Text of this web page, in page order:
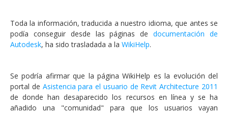
Toda la información, traducida a nuestro idioma, que antes se
podía conseguir desde las páginas dedocumentación de
Autodesk, ha sido trasladada a la WikiHelp.
Se podría afirmar que la página WikiHelp es la evolución del
portal de Asistencia para el usuario de Revit Architecture 2011
de donde han desaparecido los recursos en línea y se ha
añadido una "comunidad" para que los usuarios vayan